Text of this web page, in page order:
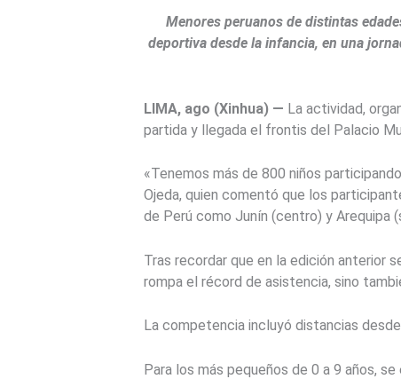
Menores peruanos de distintas
deportiva desde la infancia, en una
LIMA, ago (Xinhua) — La actividad,
partida y llegada el frontis del Palacio
«Tenemos más de 800 niños
Ojeda, quien comentó que los
de Perú como Junín (centro) y Arequipa
Tras recordar que en la edición anterior
rompa el récord de asistencia, sino
La competencia incluyó distancias
Para los más pequeños de 0 a 9 años,